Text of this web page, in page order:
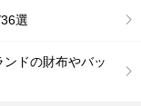
選
ドの財布やバッ